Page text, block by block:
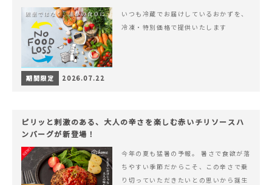
いつも冷蔵でお届けしているおかずを、
冷凍・特別価格で提供いたします
期間限定 2026.07.22
ピリッと刺激のある、大人の辛さを楽しむ赤いチリソースハ
ンバーグが新登場！
今年の夏も猛暑の予報。 暑さで食欲が落
ちやすい季節だからこそ、この辛さで乗
り切っていただきたいとの思いから誕生